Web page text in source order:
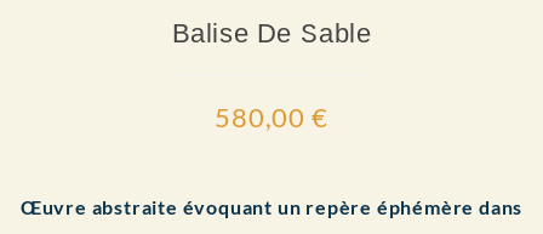
Balise De Sable
580,00 €
Œuvre abstraite évoquant un repère éphémère dans